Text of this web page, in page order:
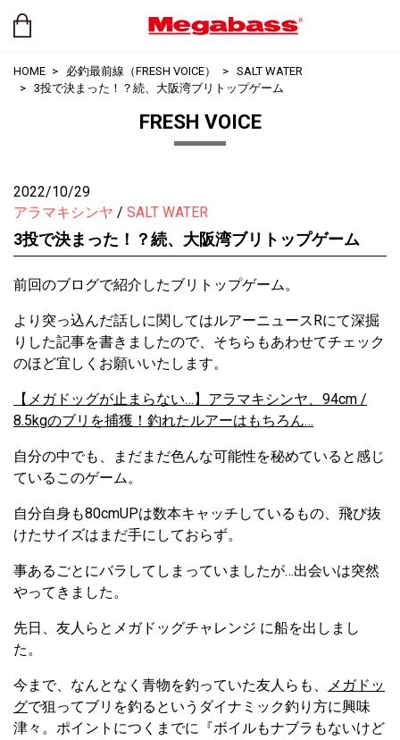
HOME 必釣最前線（FRESH VOICE）
SALT WATER
3投で決まった！？続、大阪湾ブリトップゲーム
FRESH VOICE
2022/10/29
アラマキシンヤ
SALT WATER
3投で決まった！？続、大阪湾ブリトップゲーム
前回のブログで紹介したブリトップゲーム。
より突っ込んだ話しに関してはルアーニュースRにて深掘
りした記事を書きましたので、そちらもあわせてチェック
のほど宜しくお願いいたします。
【メガドッグが止まらない…】アラマキシンヤ、94cm /
8.5kgのブリを捕獲！釣れたルアーはもちろん…
自分の中でも、まだまだ色んな可能性を秘めていると感じ
ているこのゲーム。
自分自身も80cmUPは数本キャッチしているもの、飛び抜
けたサイズはまだ手にしておらず。
事あるごとにバラしてしまっていましたが…出会いは突然
やってきました。
先日、友人らとメガドッグチャレンジ に船を出しまし
た。
今まで、なんとなく青物を釣っていた友人らも、
メガドッ
グで狙ってブリを釣るというダイナミック釣り方に興味
津々。ポイントにつくまでに『ボイルもナブラもないけど